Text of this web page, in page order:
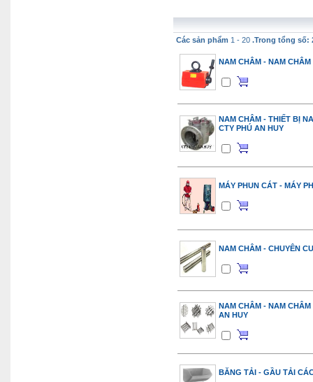
Các sản phẩm 1 - 20 .Trong tổng số:
NAM CHÂM - NAM
NAM CHÂM - THIẾT BỊ
CTY PHÚ AN HUY
MÁY PHUN CÁT - MÁY
NAM CHÂM - CHUYÊN
NAM CHÂM - NAM
AN HUY
BĂNG TẢI - GẦU TẢI